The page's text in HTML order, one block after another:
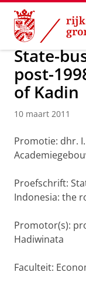
Skip
Content
Skip
Navigation
Over ons
State-
post-
of Kadin
10 maart 2011
Promotie: dhr.
Proefschrift:
Indonesia: the
Promotor(s):
Hadiwinata
Faculteit: